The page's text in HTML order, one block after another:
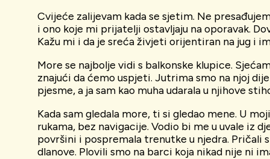
Cvijeće zalijevam kada se sjetim. Ne
i ono koje mi prijatelji ostavljaju na oporavak.
Kažu mi i da je sreća živjeti orijentiran na jug i
More se najbolje vidi s balkonske klupice.
znajući da ćemo uspjeti. Jutrima smo na njoj
pjesme, a ja sam kao muha udarala u njihove
Kada sam gledala more, ti si gledao mene. U
rukama, bez navigacije. Vodio bi me u uvale iz
površini i pospremala trenutke u njedra. Pričali
dlanove. Plovili smo na barci koja nikad nije ni